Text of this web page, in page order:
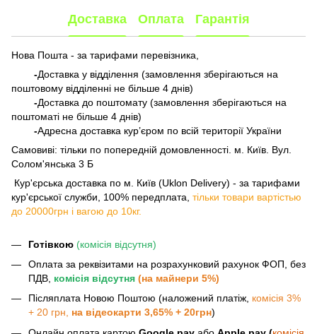
Доставка Оплата Гарантія
Нова Пошта - за тарифами перевізника,
-Доставка у відділення (замовлення зберігаються на
поштовому відділенні не більше 4 днів)
-Доставка до поштомату (замовлення зберігаються на
поштоматі не більше 4 днів)
-Адресна доставка кур’єром по всій території України
Самовиві: тільки по попередній домовленності. м. Київ. Вул.
Солом'янська 3 Б
​​​​​​ Кур'єрська доставка по м. Київ (Uklon Delivery) - за тарифами
кур'єрської служби, 100% передплата, тільки товари вартістью
до 20000грн і вагою до 10кг.
Готівкою (комісія відсутня)
Оплата за реквізитами на розрахунковий рахунок ФОП, без
ПДВ, комісія відсутня (на майнери 5%)
Післяплата Новою Поштою (наложений платіж, комісія 3%
+ 20 грн, на відеокарти 3,65% + 20грн)